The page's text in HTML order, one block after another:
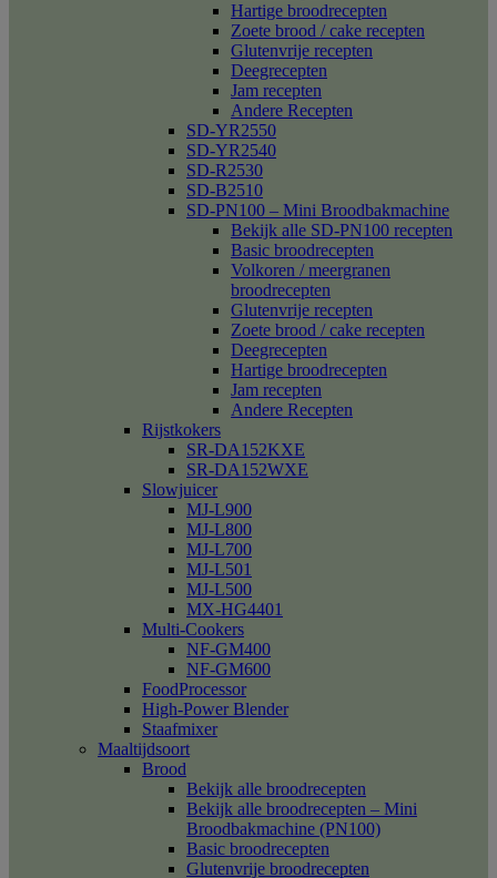
Hartige broodrecepten
Zoete brood / cake recepten
Glutenvrije recepten
Deegrecepten
Jam recepten
Andere Recepten
SD-YR2550
SD-YR2540
SD-R2530
SD-B2510
SD-PN100 – Mini Broodbakmachine
Bekijk alle SD-PN100 recepten
Basic broodrecepten
Volkoren / meergranen
broodrecepten
Glutenvrije recepten
Zoete brood / cake recepten
Deegrecepten
Hartige broodrecepten
Jam recepten
Andere Recepten
Rijstkokers
SR-DA152KXE
SR-DA152WXE
Slowjuicer
MJ-L900
MJ-L800
MJ-L700
MJ-L501
MJ-L500
MX-HG4401
Multi-Cookers
NF-GM400
NF-GM600
FoodProcessor
High-Power Blender
Staafmixer
Maaltijdsoort
Brood
Bekijk alle broodrecepten
Bekijk alle broodrecepten – Mini
Broodbakmachine (PN100)
Basic broodrecepten
Glutenvrije broodrecepten